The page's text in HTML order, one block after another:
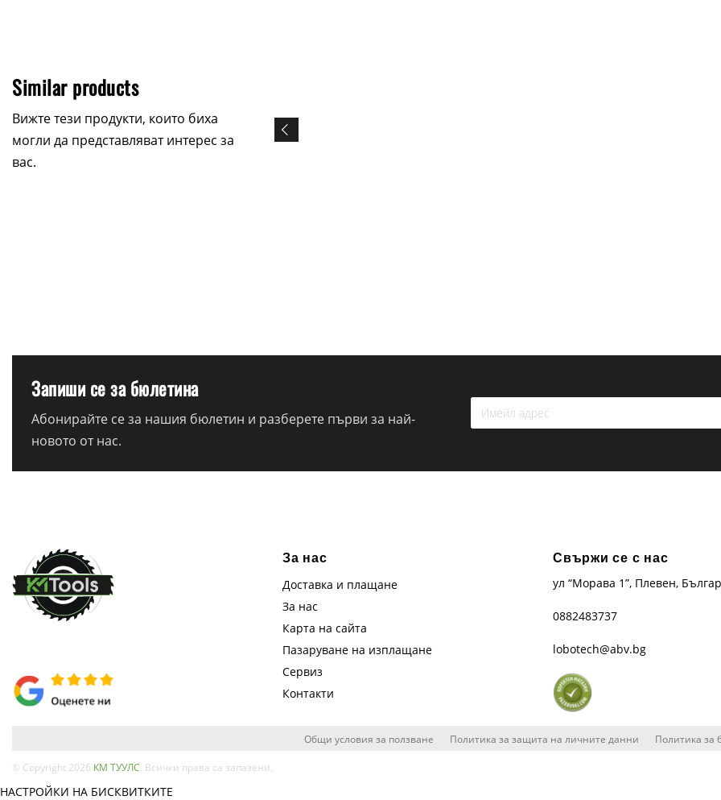
Similar products
Вижте тези продукти, които биха
могли да представляват интерес за
вас.
Запиши се за бюлетина
Абонирайте се за нашия бюлетин и разберете първи за най-
новото от нас.
За нас
Доставка и плащане
За нас
Карта на сайта
Пазаруване на изплащане
Сервиз
Контакти
Свържи се с нас
ул “Морава 1”, Плевен,
0882483737
lobotech@abv.bg
Общи условия за ползване Политика за защита на личните данни Политика за
© Copyright 2026 КМ ТУУЛС . Всички права са запазени.
НАСТРОЙКИ НА БИСКВИТКИТЕ